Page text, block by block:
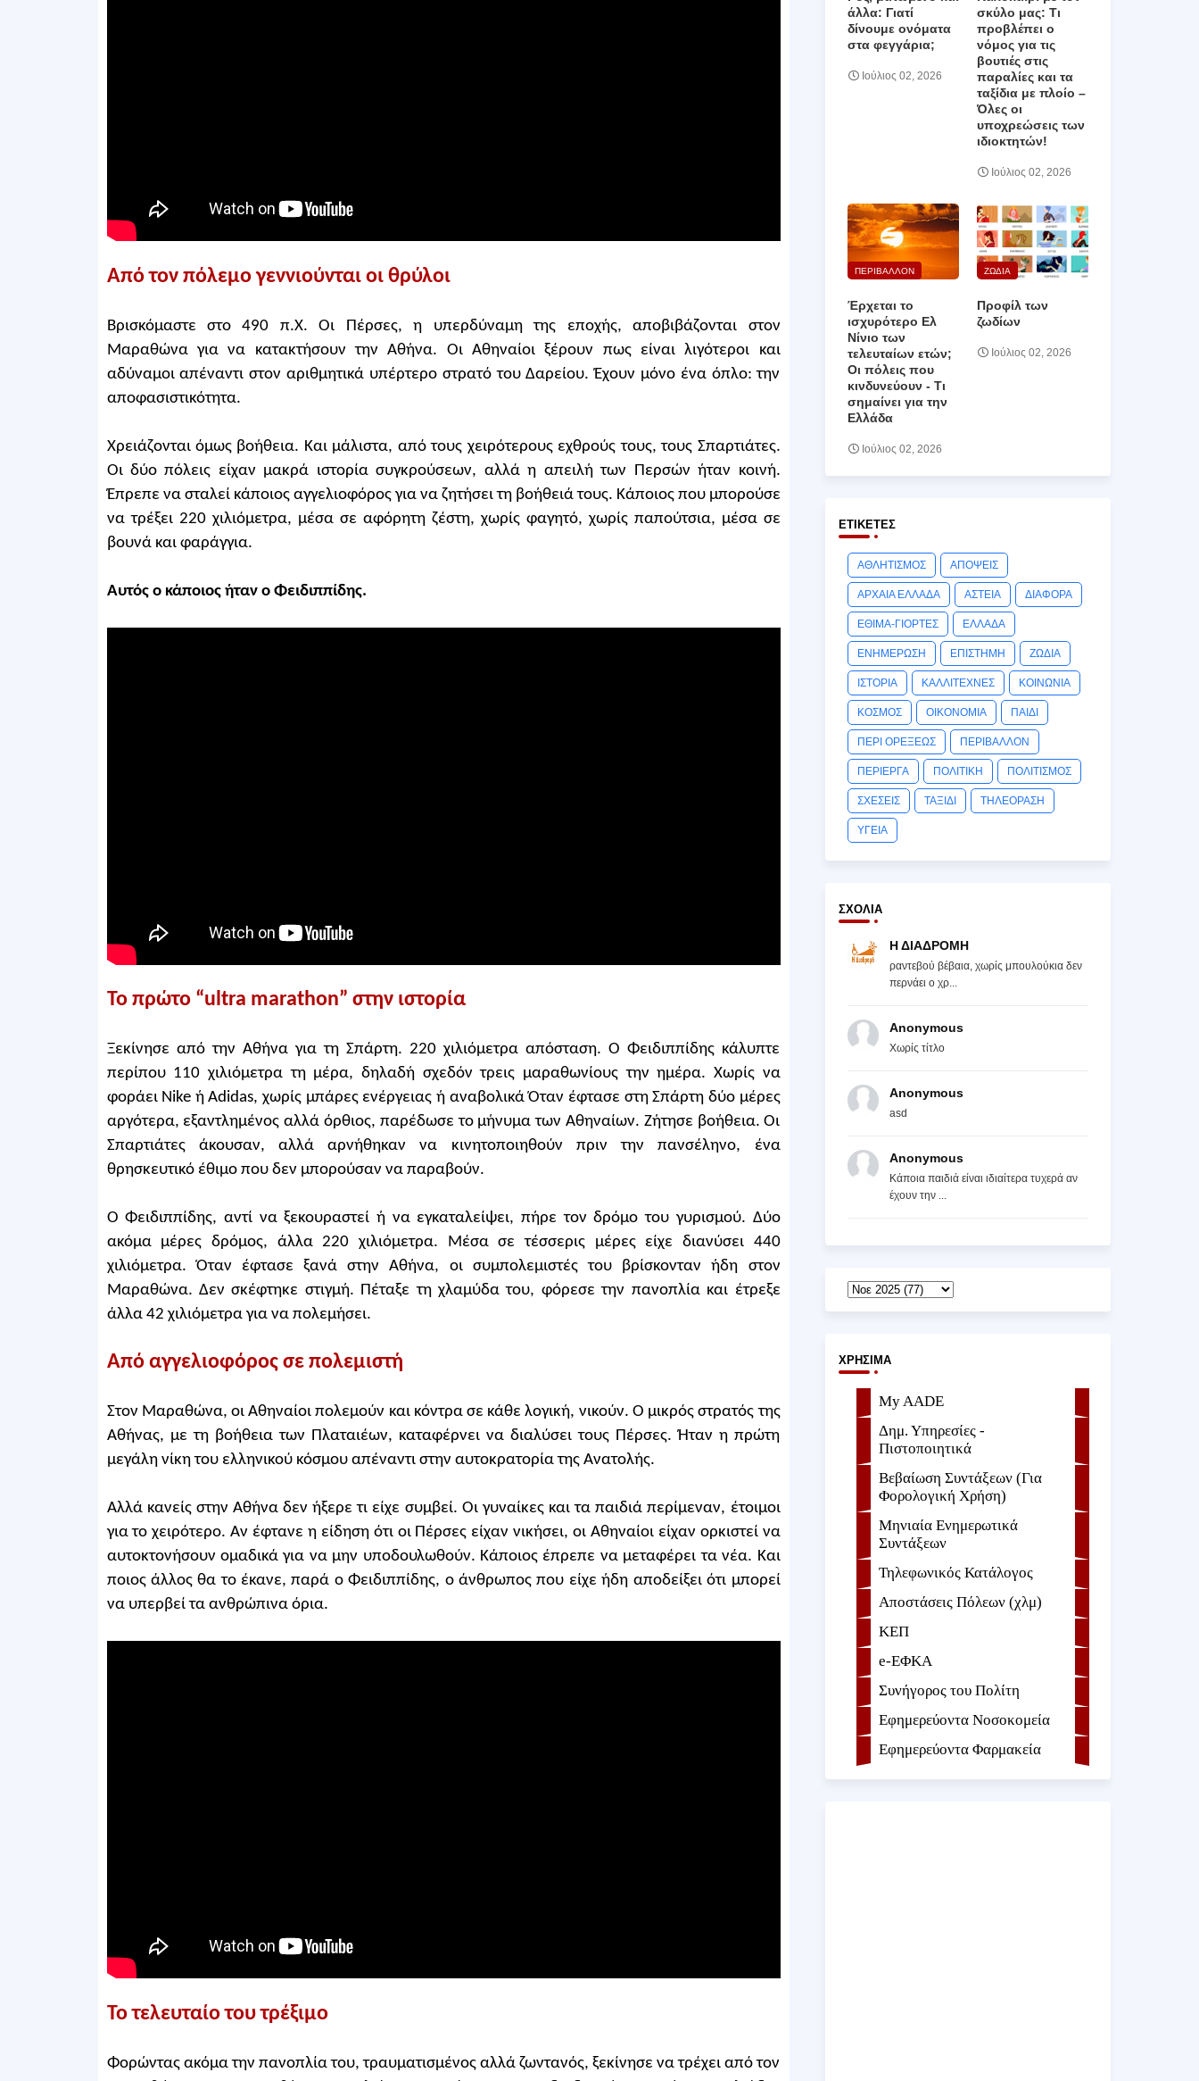
Από τον πόλεμο γεννιούνται οι θρύλοι
Βρισκόμαστε στο 490 π.Χ. Οι Πέρσες, η υπερδύναμη της εποχής, αποβιβάζονται στον
Μαραθώνα για να κατακτήσουν την Αθήνα. Οι Αθηναίοι ξέρουν πως είναι λιγότεροι και
αδύναμοι απέναντι στον αριθμητικά υπέρτερο στρατό του Δαρείου. Έχουν μόνο ένα όπλο: την
αποφασιστικότητα.
Χρειάζονται όμως βοήθεια. Και μάλιστα, από τους χειρότερους εχθρούς τους, τους Σπαρτιάτες.
Οι δύο πόλεις είχαν μακρά ιστορία συγκρούσεων, αλλά η απειλή των Περσών ήταν κοινή.
Έπρεπε να σταλεί κάποιος αγγελιοφόρος για να ζητήσει τη βοήθειά τους. Κάποιος που μπορούσε
να τρέξει 220 χιλιόμετρα, μέσα σε αφόρητη ζέστη, χωρίς φαγητό, χωρίς παπούτσια, μέσα σε
βουνά και φαράγγια.
Αυτός ο κάποιος ήταν ο Φειδιππίδης.
Το πρώτο “ultra marathon” στην ιστορία
Ξεκίνησε από την Αθήνα για τη Σπάρτη. 220 χιλιόμετρα απόσταση. Ο Φειδιππίδης κάλυπτε
περίπου 110 χιλιόμετρα τη μέρα, δηλαδή σχεδόν τρεις μαραθωνίους την ημέρα. Χωρίς να
φοράει Nike ή Adidas, χωρίς μπάρες ενέργειας ή αναβολικά Όταν έφτασε στη Σπάρτη δύο μέρες
αργότερα, εξαντλημένος αλλά όρθιος, παρέδωσε το μήνυμα των Αθηναίων. Ζήτησε βοήθεια. Οι
Σπαρτιάτες άκουσαν, αλλά αρνήθηκαν να κινητοποιηθούν πριν την πανσέληνο, ένα
θρησκευτικό έθιμο που δεν μπορούσαν να παραβούν.
Ο Φειδιππίδης, αντί να ξεκουραστεί ή να εγκαταλείψει, πήρε τον δρόμο του γυρισμού. Δύο
ακόμα μέρες δρόμος, άλλα 220 χιλιόμετρα. Μέσα σε τέσσερις μέρες είχε διανύσει 440
χιλιόμετρα. Όταν έφτασε ξανά στην Αθήνα, οι συμπολεμιστές του βρίσκονταν ήδη στον
Μαραθώνα. Δεν σκέφτηκε στιγμή. Πέταξε τη χλαμύδα του, φόρεσε την πανοπλία και έτρεξε
άλλα 42 χιλιόμετρα για να πολεμήσει.
Από αγγελιοφόρος σε πολεμιστή
Στον Μαραθώνα, οι Αθηναίοι πολεμούν και κόντρα σε κάθε λογική, νικούν. Ο μικρός στρατός της
Αθήνας, με τη βοήθεια των Πλαταιέων, καταφέρνει να διαλύσει τους Πέρσες. Ήταν η πρώτη
μεγάλη νίκη του ελληνικού κόσμου απέναντι στην αυτοκρατορία της Ανατολής.
Αλλά κανείς στην Αθήνα δεν ήξερε τι είχε συμβεί. Οι γυναίκες και τα παιδιά περίμεναν, έτοιμοι
για το χειρότερο. Αν έφτανε η είδηση ότι οι Πέρσες είχαν νικήσει, οι Αθηναίοι είχαν ορκιστεί να
αυτοκτονήσουν ομαδικά για να μην υποδουλωθούν. Κάποιος έπρεπε να μεταφέρει τα νέα. Και
ποιος άλλος θα το έκανε, παρά ο Φειδιππίδης, ο άνθρωπος που είχε ήδη αποδείξει ότι μπορεί
να υπερβεί τα ανθρώπινα όρια.
Το τελευταίο του τρέξιμο
Φορώντας ακόμα την πανοπλία του, τραυματισμένος αλλά ζωντανός, ξεκίνησε να τρέχει από τον
άλλα: Γιατί
δίνουμε ονόματα
στα φεγγάρια;
Ιούλιος 02, 2026
σκύλο μας: Τι
προβλέπει ο
νόμος για τις
βουτιές στις
παραλίες και τα
ταξίδια με πλοίο –
Όλες οι
υποχρεώσεις των
ιδιοκτητών!
Ιούλιος 02, 2026
ΠΕΡΙΒΑΛΛΟΝ
Έρχεται το
ισχυρότερο Ελ
Νίνιο των
τελευταίων ετών;
Οι πόλεις που
κινδυνεύουν ‑ Τι
σημαίνει για την
Ελλάδα
Ιούλιος 02, 2026
ΖΩΔΙΑ
Προφίλ των
ζωδίων
Ιούλιος 02, 2026
ΕΤΙΚΈΤΕΣ
ΑΘΛΗΤΙΣΜΟΣ ΑΠΟΨΕΙΣ
ΑΡΧΑΙΑ ΕΛΛΑΔΑ ΑΣΤΕΙΑ ΔΙΑΦΟΡΑ
ΕΘΙΜΑ-ΓΙΟΡΤΕΣ ΕΛΛΑΔΑ
ΕΝΗΜΕΡΩΣΗ ΕΠΙΣΤΗΜΗ ΖΩΔΙΑ
ΙΣΤΟΡΙΑ ΚΑΛΛΙΤΕΧΝΕΣ ΚΟΙΝΩΝΙΑ
ΚΟΣΜΟΣ ΟΙΚΟΝΟΜΙΑ ΠΑΙΔΙ
ΠΕΡΙ ΟΡΕΞΕΩΣ ΠΕΡΙΒΑΛΛΟΝ
ΠΕΡΙΕΡΓΑ ΠΟΛΙΤΙΚΗ ΠΟΛΙΤΙΣΜΟΣ
ΣΧΕΣΕΙΣ ΤΑΞΙΔΙ ΤΗΛΕΟΡΑΣΗ
ΥΓΕΙΑ
ΣΧΌΛΙΑ
Η ΔΙΑΔΡΟΜΗ
ραντεβού βέβαια, χωρίς μπουλούκια δεν
περνάει ο χρ...
Anonymous
Χωρίς τίτλο
Anonymous
asd
Anonymous
Κάποια παιδιά είναι ιδιαίτερα τυχερά αν
έχουν την ...
ΧΡΉΣΙΜΑ
My AADE
Δημ. Υπηρεσίες -
Πιστοποιητικά
Βεβαίωση Συντάξεων (Για
Φορολογική Χρήση)
Μηνιαία Ενημερωτικά
Συντάξεων
Τηλεφωνικός Κατάλογος
Αποστάσεις Πόλεων (χλμ)
ΚΕΠ
e-ΕΦKA
Συνήγορος του Πολίτη
Εφημερεύοντα Νοσοκομεία
Εφημερεύοντα Φαρμακεία